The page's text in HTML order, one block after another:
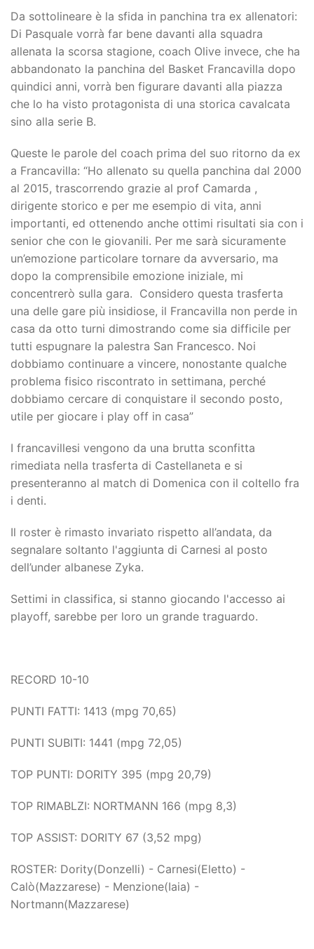
Da sottolineare è la sfida in panchina tra ex allenatori:
Di Pasquale vorrà far bene davanti alla squadra
allenata la scorsa stagione, coach Olive invece, che ha
abbandonato la panchina del Basket Francavilla dopo
quindici anni, vorrà ben figurare davanti alla piazza
che lo ha visto protagonista di una storica cavalcata
sino alla serie B.
Queste le parole del coach prima del suo ritorno da ex
a Francavilla: “Ho allenato su quella panchina dal 2000
al 2015, trascorrendo grazie al prof Camarda ,
dirigente storico e per me esempio di vita, anni
importanti, ed ottenendo anche ottimi risultati sia con i
senior che con le giovanili. Per me sarà sicuramente
un’emozione particolare tornare da avversario, ma
dopo la comprensibile emozione iniziale, mi
concentrerò sulla gara. Considero questa trasferta
una delle gare più insidiose, il Francavilla non perde in
casa da otto turni dimostrando come sia difficile per
tutti espugnare la palestra San Francesco. Noi
dobbiamo continuare a vincere, nonostante qualche
problema fisico riscontrato in settimana, perché
dobbiamo cercare di conquistare il secondo posto,
utile per giocare i play off in casa”
I francavillesi vengono da una brutta sconfitta
rimediata nella trasferta di Castellaneta e si
presenteranno al match di Domenica con il coltello fra
i denti.
Il roster è rimasto invariato rispetto all’andata, da
segnalare soltanto l'aggiunta di Carnesi al posto
dell’under albanese Zyka.
Settimi in classifica, si stanno giocando l'accesso ai
playoff, sarebbe per loro un grande traguardo.
RECORD 10-10
PUNTI FATTI: 1413 (mpg 70,65)
PUNTI SUBITI: 1441 (mpg 72,05)
TOP PUNTI: DORITY 395 (mpg 20,79)
TOP RIMABLZI: NORTMANN 166 (mpg 8,3)
TOP ASSIST: DORITY 67 (3,52 mpg)
ROSTER: Dority(Donzelli) - Carnesi(Eletto) -
Calò(Mazzarese) - Menzione(Iaia) -
Nortmann(Mazzarese)